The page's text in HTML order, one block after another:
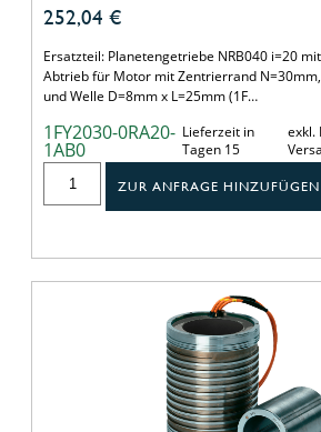
252,04 €
Ersatzteil: Planetengetriebe NRB040 i=20
Abtrieb für Motor mit Zentrierrand
und Welle D=8mm x L=25mm (1F…
1FY2030-0RA20-
1AB0
Lieferzeit in
Tagen 15
exkl.
ZUR ANFRAGE HINZUFÜGEN